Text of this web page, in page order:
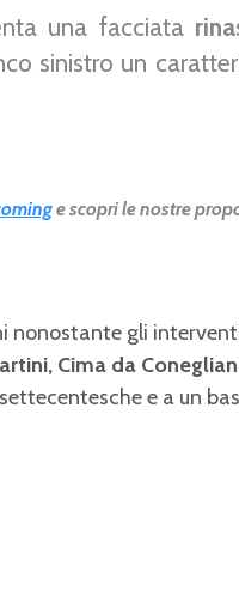
una facciata
sinistro un
e scopri le nostre
nonostante gli
Cima da
e a un